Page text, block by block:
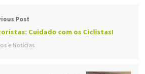
Post
Cuidado com os Ciclistas!
e Notícias